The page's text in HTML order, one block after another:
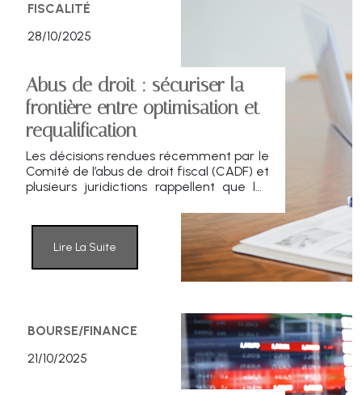
FISCALITÉ
28/10/2025
Abus de droit : sécuriser la
frontière entre optimisation et
requalification
Les décisions rendues récemment par le
Comité de l’abus de droit fiscal (CADF) et
plusieurs juridictions rappellent que les
prêts familiaux, pactes civils de
solidarité, opérations de cession
intrafamiliale ou OBO immobiliers —
peuvent être requalifiés si leur
substance économique ou familiale n’est
décisions montrent aussi que le juge
valide les montages dont l’objectif
patrimonial est réel et documenté.
Lire La Suite
BOURSE/FINANCE
21/10/2025